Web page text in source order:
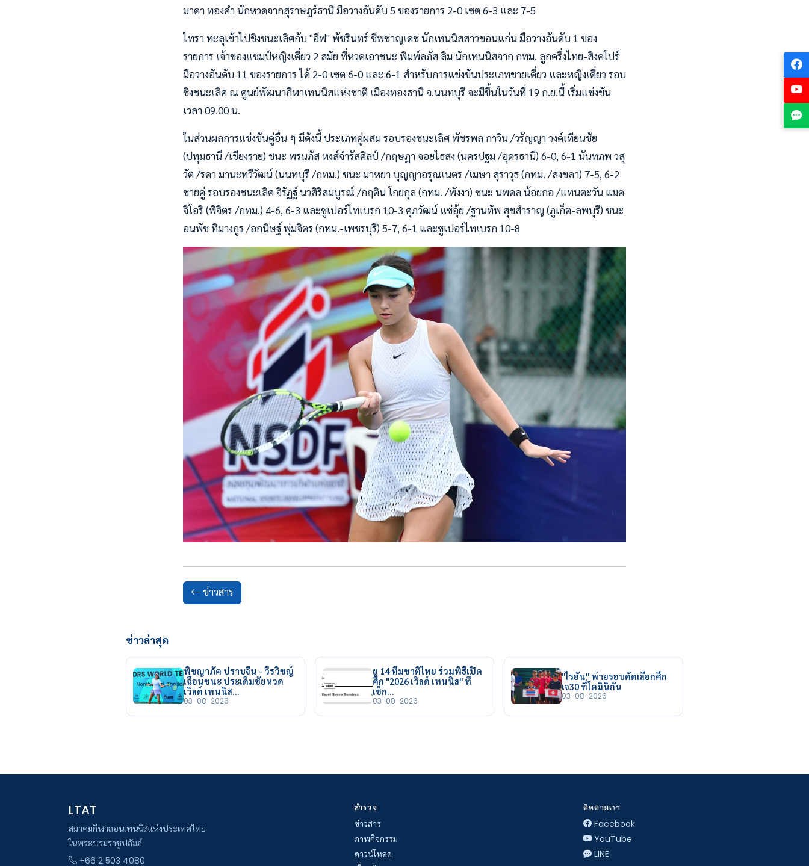
มาดา ทองคำ นักหวดจากสุราษฎร์ธานี มือวางอันดับ 5 ของรายการ 2-0 เซต 6-3 และ 7-5
ไทรา ทะลุเข้าไปชิงชนะเลิศกับ "อีฟ" พัชรินทร์ ชีพชาญเดช นักเทนนิสสาวขอนแก่น มือวางอันดับ 1 ของ
รายการ เจ้าของแชมป์หญิงเดี่ยว 2 สมัย ที่หวดเอาชนะ พิมพ์ลภัส ลิม นักเทนนิสจาก กทม. ลูกครึ่งไทย-สิงคโปร์
มือวางอันดับ 11 ของรายการ ได้ 2-0 เซต 6-0 และ 6-1 สำหรับการแข่งขันประเภทชายเดี่ยว และหญิงเดี่ยว รอบ
ชิงชนะเลิศ ณ ศูนย์พัฒนากีฬาเทนนิสแห่งชาติ เมืองทองธานี จ.นนทบุรี จะมีขึ้นในวันที่ 19 ก.ย.นี้ เริ่มแข่งขัน
เวลา 09.00 น.
ในส่วนผลการแข่งขันคู่อื่น ๆ มีดังนี้ ประเภทคู่ผสม รอบรองชนะเลิศ พัชรพล กาวิน /วรัญญา วงค์เทียนชัย
(ปทุมธานี /เชียงราย) ชนะ พรนภัส หงส์จำรัสศิลป์ /กฤษฏา จอยไธสง (นครปฐม /อุดรธานี) 6-0, 6-1 นันทภพ วสุ
วัต /รดา มานะทวีวัฒน์ (นนทบุรี /กทม.) ชนะ มาหยา บุญญาอรุณเนตร /เมษา สุราวุธ (กทม. /สงขลา) 7-5, 6-2
ชายคู่ รอบรองชนะเลิศ จิรัฏฐ์ นวสิริสมบูรณ์ /กฤติน โกยกุล (กทม. /พังงา) ชนะ นพดล น้อยกอ /แทนตะวัน แมค
จิโอริ (พิจิตร /กทม.) 4-6, 6-3 และซูเปอร์ไทเบรก 10-3 ศุภวัฒน์ แซ่อุ้ย /ฐานทัพ สุขสำราญ (ภูเก็ต-ลพบุรี) ชนะ
อนพัช ทิมางกูร /อกนิษฐ์ พุ่มจิตร (กทม.-เพชรบุรี) 5-7, 6-1 และซูเปอร์ไทเบรก 10-8
ข่าวสาร
ข่าวล่าสุด
พิชญาภัค ปราบจีน - วีรวิชญ์
เฉือนชนะ ประเดิมชัยหวด
เวิลด์ เทนนิส…
03-08-2026
ยู 14 ทีมชาติไทย ร่วมพิธีเปิด
ศึก "2026 เวิลด์ เทนนิส" ที่
เช็ก…
03-08-2026
"ไรอัน" พ่ายรอบคัดเลือกศึก
เจ30 ที่โดมินิกัน
03-08-2026
LTAT
สมาคมกีฬาลอนเทนนิสแห่งประเทศไทย
ในพระบรมราชูปถัมภ์
+66 2 503 4080
สำรวจ
ข่าวสาร
ภาพกิจกรรม
ดาวน์โหลด
ติดตามเรา
Facebook
YouTube
LINE